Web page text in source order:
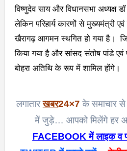
विष्णुदेव साय और विधानसभा अध्यक्ष
लेकिन परिहार्य कारणों से मुख्यमंत्री
खैरागढ़ आगमन स्थगित हो गया है।
किया गया है और सांसद संतोष पांडे एवं
बोहरा अतिथि के रूप में शामिल होंगे।
लगातारखबर24×7 के समाचार
में जुड़े… आपको मिलेंगे हर
FACEBOOK में लाइक व